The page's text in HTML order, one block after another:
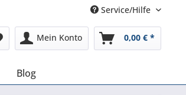
Service/Hilfe
Mein Konto 0,00 € *
Blog